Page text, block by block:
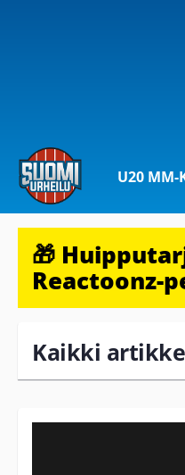
U20 MM-
🎁
Reactoonz-
Kaikki